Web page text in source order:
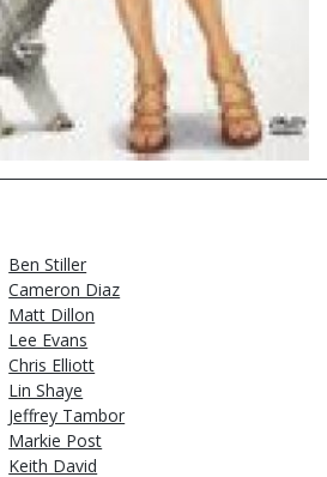
Ben Stiller
Cameron Diaz
Matt Dillon
Lee Evans
Chris Elliott
Lin Shaye
Jeffrey Tambor
Markie Post
Keith David